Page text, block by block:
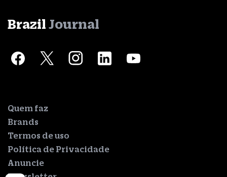
Brazil Journal
Quem faz
Brands
Termos de uso
Política de Privacidade
Anuncie